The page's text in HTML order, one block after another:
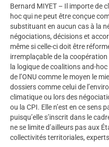
Bernard MIYET – Il importe de
hoc qui ne peut être conçue
substituant en aucun cas à la
négociations, décisions et
même si celle-ci doit être
irremplaçable de la
la logique de coalitions and-
de l’ONU comme le moyen le
dossiers comme celui de
climatique ou lors des
ou la CPI. Elle n’est en ce
puisqu’elle s’inscrit dans le
ne se limite d’ailleurs pas aux
collectivités territoriales,